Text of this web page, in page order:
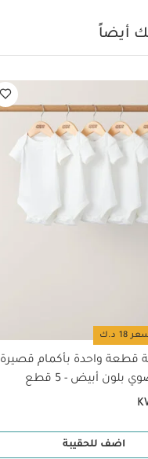
أيضاً
قطعة واحدة بأكمام قصيرة
أبيض - 5 قطع
اضف للحقيبة